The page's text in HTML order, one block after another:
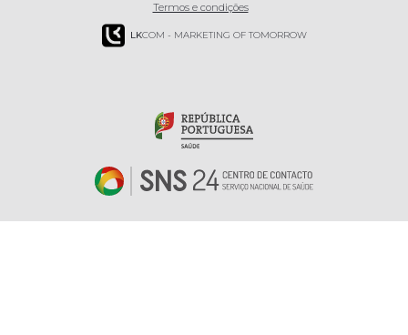
Termos e condições
LKCOM - MARKETING OF TOMORROW